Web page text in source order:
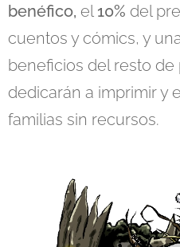
benéfico, el 10% del
cuentos y cómics, y
beneficios del resto de
dedicarán a imprimir y
familias sin recursos.